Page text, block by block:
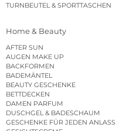
TURNBEUTEL & SPORTTASCHEN
Home & Beauty
AFTER SUN
AUGEN MAKE UP
BACKFORMEN
BADEMÄNTEL
BEAUTY GESCHENKE
BETTDECKEN
DAMEN PARFUM
DUSCHGEL & BADESCHAUM
GESCHENKE FÜR JEDEN ANLASS